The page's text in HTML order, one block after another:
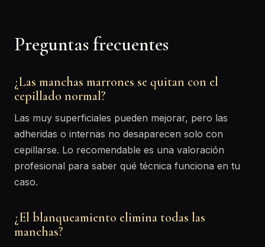
Preguntas frecuentes
¿Las manchas marrones se quitan con el
cepillado normal?
Las muy superficiales pueden mejorar, pero las
adheridas o internas no desaparecen solo con
cepillarse. Lo recomendable es una valoración
profesional para saber qué técnica funciona en tu
caso.
¿El blanqueamiento elimina todas las
manchas?